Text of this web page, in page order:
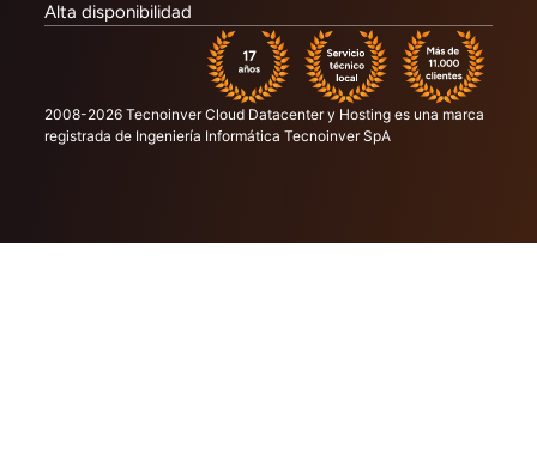
Alta disponibilidad
2008-2026 Tecnoinver Cloud Datacenter y Hosting es una marca
registrada de Ingeniería Informática Tecnoinver SpA